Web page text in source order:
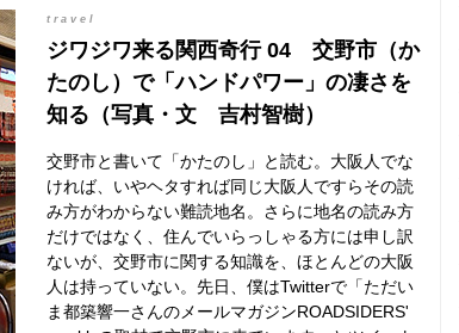
travel
ジワジワ来る関西奇行 04 交野市（か
たのし）で「ハンドパワー」の凄さを
知る（写真・文 吉村智樹）
交野市と書いて「かたのし」と読む。大阪人でな
ければ、いやヘタすれば同じ大阪人ですらその読
み方がわからない難読地名。さらに地名の読み方
だけではなく、住んでいらっしゃる方には申し訳
ないが、交野市に関する知識を、ほとんどの大阪
人は持っていない。先日、僕はTwitterで「ただい
ま都築響一さんのメールマガジンROADSIDERS'